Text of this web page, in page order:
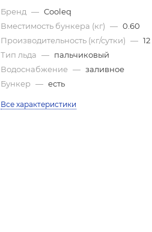
Бренд — Cooleq
Вместимость бункера (кг) — 0.60
Производительность (кг/сутки) — 12
Тип льда — пальчиковый
Водоснабжение — заливное
Бункер — есть
Все характеристики